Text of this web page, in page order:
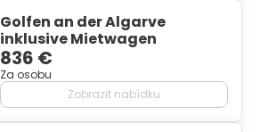
Golfen an der Algarve
inklusive Mietwagen
836 €
Za osobu
Zobrazit nabídku